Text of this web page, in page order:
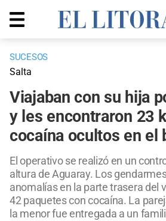
SUCESOS
Salta
Viajaban con su hija
y les encontraron 23
cocaína ocultos en el
El operativo se realizó en un
altura de Aguaray. Los
anomalías en la parte trasera del
42 paquetes con cocaína. La
la menor fue entregada a un